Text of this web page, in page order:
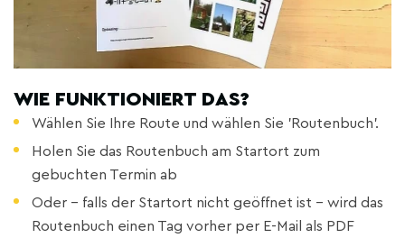
WIE FUNKTIONIERT DAS?
Wählen Sie Ihre Route und wählen Sie 'Routenbuch'.
Holen Sie das Routenbuch am Startort zum
gebuchten Termin ab
Oder - falls der Startort nicht geöffnet ist - wird das
Routenbuch einen Tag vorher per E-Mail als PDF